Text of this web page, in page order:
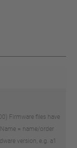
Firmware files have
= name/order
version, e.g. a1